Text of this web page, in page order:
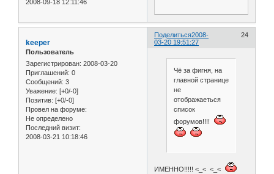
2008-09-18 12:11:46
Поделиться 24
2008-
03-20 19:51:27
keeper
Пользователь
Зарегистрирован: 2008-03-20
Приглашений: 0
Сообщений: 3
Уважение: [+0/-0]
Позитив: [+0/-0]
Провел на форуме:
Не определено
Последний визит:
2008-03-21 10:18:46
Чё за фигня, на
главной странице
не
отображаеться
список
форумов!!!!
ИМЕННО!!!!! <_< <_<